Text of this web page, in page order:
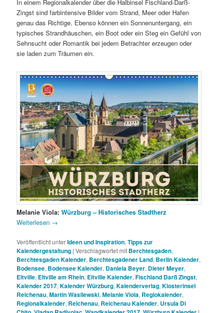
In einem Regionalkalender über die Halbinsel Fischland-Darß-
Zingst sind farbintensive Bilder vom Strand, Meer oder Hafen
genau das Richtige. Ebenso können ein Sonnenuntergang, ein
typisches Strandhäuschen, ein Boot oder ein Steg ein Gefühl von
Sehnsucht oder Romantik bei jedem Betrachter erzeugen oder
sie laden zum Träumen ein.
Melanie Viola:Würzburg – Historisches Stadtherz
Weiterlesen →
Veröffentlicht unterIdeen und Inspiration,Tipps zur
Kalendergestaltung |Verschlagwortet mit Berchtesgaden,
Berchtesgaden Kalender, Berchtesgadener Land, Berlin Kalender,
Bodensee, Bodensee Kalender, Daniela Beyer, Dieter Meyer,
Eltville, Eltville am Rhein, Eltville Kalender,Fischland Darß Zingst,
Kalender 2017,Kalender Würzburg,Kalenderverlag,Klosterinsel
Reichenau,Martin Wasilewski,Melanie Viola, Regiokalender,
Regionalkalender, Reichenau, Reichenau Kalender, Ursula Di